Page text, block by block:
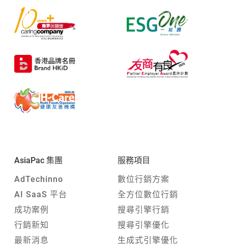
AsiaPac 集團
AdTechinno
AI SaaS 平台
成功案例
行銷新知
最新消息
服務項目
數位行銷方案
全方位數位行銷
搜尋引擎行銷
搜尋引擎優化
生成式引擎優化